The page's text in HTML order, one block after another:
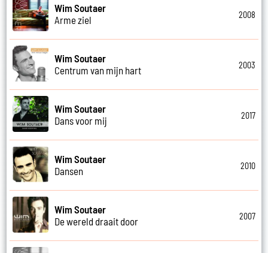
Wim Soutaer
Arme ziel
2008
Wim Soutaer
Centrum van mijn hart
2003
Wim Soutaer
Dans voor mij
2017
Wim Soutaer
Dansen
2010
Wim Soutaer
De wereld draait door
2007